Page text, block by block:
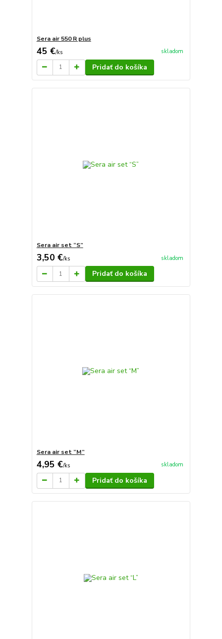
Sera air 550 R plus
45 €/ks skladom
Pridať do košíka
Sera air set “S”
3,50 €/ks skladom
Pridať do košíka
Sera air set “M”
4,95 €/ks skladom
Pridať do košíka